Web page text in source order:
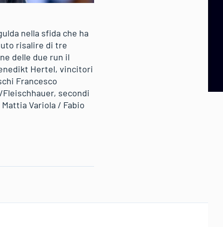
nella sfida che ha
risalire di tre
delle due run il
Hertel, vincitori
Francesco
secondi
Variola / Fabio